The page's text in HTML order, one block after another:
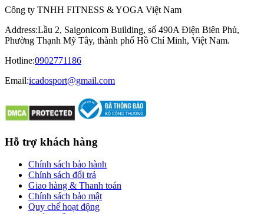
Công ty TNHH FITNESS & YOGA Việt Nam
Address:Lầu 2, Saigonicom Building, số 490A Điện Biên Phủ,
Phường Thạnh Mỹ Tây, thành phố Hồ Chí Minh, Việt Nam.
Hotline:0902771186
Email:icadosport@gmail.com
Hỗ trợ khách hàng
Chính sách bảo hành
Chính sách đổi trả
Giao hàng & Thanh toán
Chính sách bảo mật
Quy chế hoạt động